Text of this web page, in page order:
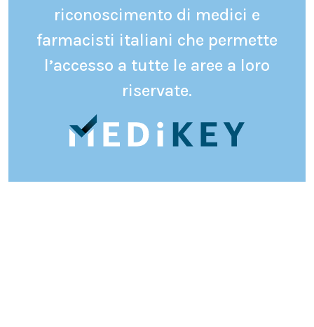
riconoscimento di medici e
farmacisti italiani che permette
l’accesso a tutte le aree a loro
riservate.